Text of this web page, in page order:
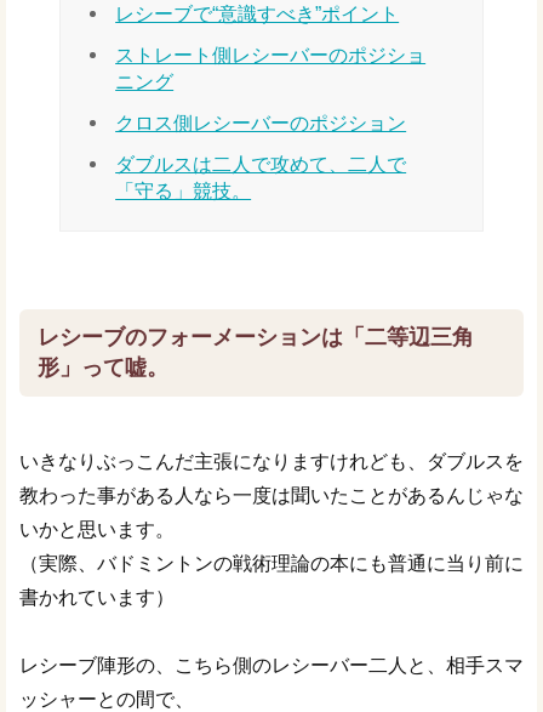
レシーブで“意識すべき”ポイント
ストレート側レシーバーのポジショ
ニング
クロス側レシーバーのポジション
ダブルスは二人で攻めて、二人で
「守る」競技。
レシーブのフォーメーションは「二等辺三角
形」って嘘。
いきなりぶっこんだ主張になりますけれども、ダブルスを
教わった事がある人なら一度は聞いたことがあるんじゃな
いかと思います。
（実際、バドミントンの戦術理論の本にも普通に当り前に
書かれています）
レシーブ陣形の、こちら側のレシーバー二人と、相手スマ
ッシャーとの間で、